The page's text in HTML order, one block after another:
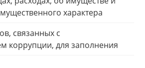
характера
связанных с
коррупции, для заполнения